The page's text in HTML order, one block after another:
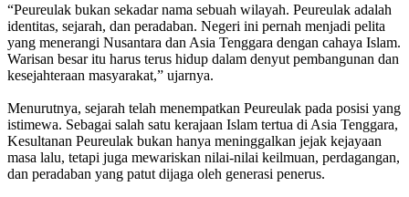
‎“Peureulak bukan sekadar nama sebuah wilayah. Peureulak adalah
identitas, sejarah, dan peradaban. Negeri ini pernah menjadi pelita
yang menerangi Nusantara dan Asia Tenggara dengan cahaya Islam.
Warisan besar itu harus terus hidup dalam denyut pembangunan dan
kesejahteraan masyarakat,” ujarnya.
‎Menurutnya, sejarah telah menempatkan Peureulak pada posisi yang
istimewa. Sebagai salah satu kerajaan Islam tertua di Asia Tenggara,
Kesultanan Peureulak bukan hanya meninggalkan jejak kejayaan
masa lalu, tetapi juga mewariskan nilai-nilai keilmuan, perdagangan,
dan peradaban yang patut dijaga oleh generasi penerus.